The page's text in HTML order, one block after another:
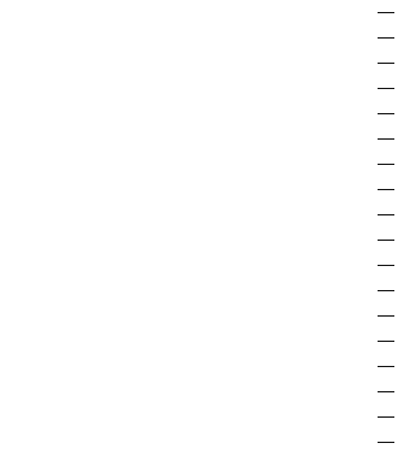
—
—
—
—
—
—
—
—
—
—
—
—
—
—
—
—
—
—